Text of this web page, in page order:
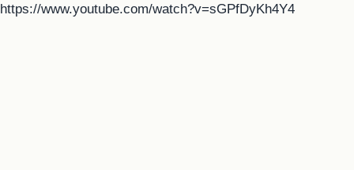
https://www.youtube.com/watch?v=sGPfDyKh4Y4